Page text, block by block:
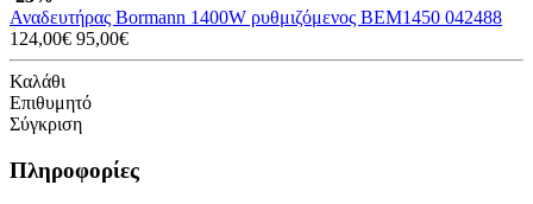
Αναδευτήρας Bormann 1400W ρυθμιζόμενος BEM1450 042488
124,00€ 95,00€
Καλάθι
Επιθυμητό
Σύγκριση
Πληροφορίες